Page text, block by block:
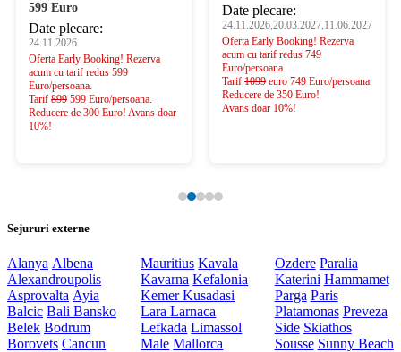
599 Euro
Date plecare:
24.11.2026
Oferta Early Booking! Rezerva
acum cu tarif redus 599
Euro/persoana.
Tarif 899 599 Euro/persoana.
Reducere de 300 Euro! Avans doar
10%!
Date plecare:
24.11.2026,20.03.2027,11.06.2027
Oferta Early Booking! Rezerva
acum cu tarif redus 749
Euro/persoana.
Tarif 1099 euro 749 Euro/persoana.
Reducere de 350 Euro!
Avans doar 10%!
Sejururi externe
Alanya Albena
Alexandroupolis
Asprovalta Ayia
Balcic Bali Bansko
Belek Bodrum
Borovets Cancun
Mauritius Kavala
Kavarna Kefalonia
KemerKusadasi
LaraLarnaca
Lefkada Limassol
Male Mallorca
Ozdere Paralia
Katerini Hammamet
Parga Paris
Platamonas Preveza
Side Skiathos
Sousse Sunny Beach